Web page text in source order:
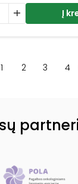
complex kaps.
Į
1 2 3 4